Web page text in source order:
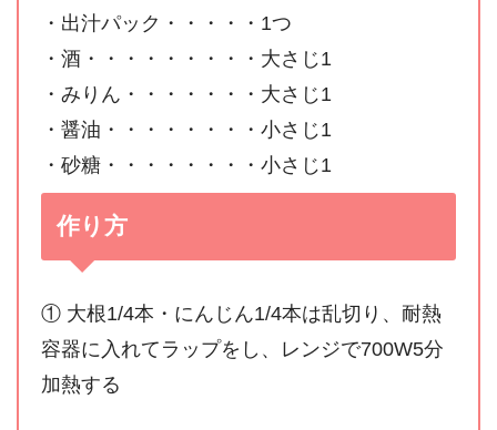
・出汁パック・・・・・1つ
・酒・・・・・・・・・大さじ1
・みりん・・・・・・・大さじ1
・醤油・・・・・・・・小さじ1
・砂糖・・・・・・・・小さじ1
作り方
① 大根1/4本・にんじん1/4本は乱切り、耐熱
容器に入れてラップをし、レンジで700W5分
加熱する